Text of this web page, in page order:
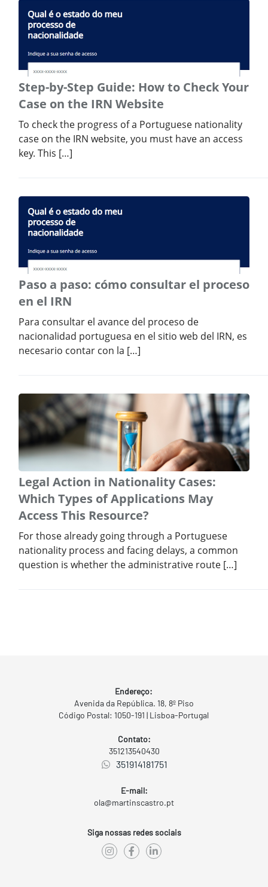
Step-by-Step Guide: How to Check Your
Case on the IRN Website
To check the progress of a Portuguese nationality
case on the IRN website, you must have an access
key. This […]
Paso a paso: cómo consultar el proceso
en el IRN
Para consultar el avance del proceso de
nacionalidad portuguesa en el sitio web del IRN, es
necesario contar con la […]
Legal Action in Nationality Cases:
Which Types of Applications May
Access This Resource?
For those already going through a Portuguese
nationality process and facing delays, a common
question is whether the administrative route […]
Endereço:
Avenida da República. 18, 8º Piso
Código Postal: 1050-191 | Lisboa-Portugal
Contato:
351213540430
351914181751
E-mail:
ola@martinscastro.pt
Siga nossas redes sociais